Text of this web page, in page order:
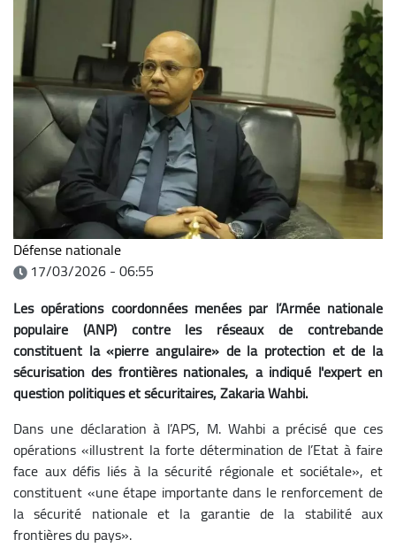
Défense nationale
17/03/2026 - 06:55
Les opérations coordonnées menées par l’Armée nationale
populaire (ANP) contre les réseaux de contrebande
constituent la «pierre angulaire» de la protection et de la
sécurisation des frontières nationales, a indiqué l'expert en
question politiques et sécuritaires, Zakaria Wahbi.
Dans une déclaration à l’APS, M. Wahbi a précisé que ces
opérations «illustrent la forte détermination de l’Etat à faire
face aux défis liés à la sécurité régionale et sociétale», et
constituent «une étape importante dans le renforcement de
la sécurité nationale et la garantie de la stabilité aux
frontières du pays».